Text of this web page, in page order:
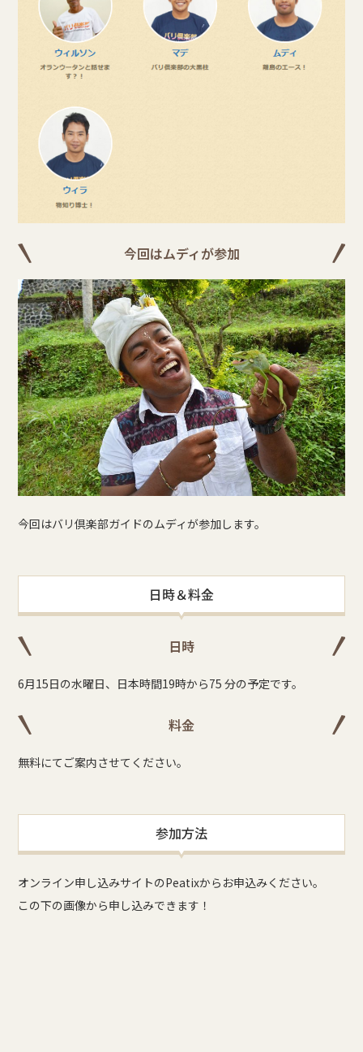
今回はムディが参加
今回はバリ倶楽部ガイドのムディが参加します。
日時＆料金
日時
6月15日の水曜日、日本時間19時から75 分の予定です。
料金
無料にてご案内させてください。
参加方法
オンライン申し込みサイトのPeatixからお申込みください。
この下の画像から申し込みできます！